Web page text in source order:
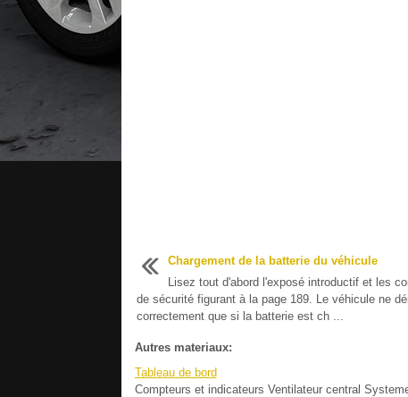
Chargement de la batterie du véhicule
Lisez tout d'abord l'exposé introductif et les
de sécurité figurant à la page 189. Le véhicule ne
correctement que si la batterie est ch ...
Autres materiaux:
Tableau de bord
Compteurs et indicateurs Ventilateur central